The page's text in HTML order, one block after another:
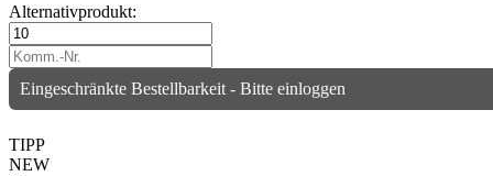
Alternativprodukt:
Eingeschränkte Bestellbarkeit - Bitte einloggen
TIPP
NEW